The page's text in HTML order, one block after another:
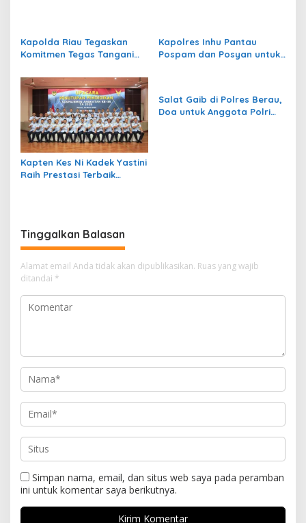
o
Kapolda Riau Tegaskan
Komitmen Tegas Tangani
Kapolres Inhu Pantau
Pospam dan Posyan untuk
Kapten Kes Ni Kadek Yastini
Raih Prestasi Terbaik
Salat Gaib di Polres Berau,
Doa untuk Anggota Polri
Tinggalkan Balasan
Alamat email Anda tidak akan dipublikasikan. Ruas yang wajib
ditandai *
Simpan nama, email, dan situs web saya pada peramban
ini untuk komentar saya berikutnya.